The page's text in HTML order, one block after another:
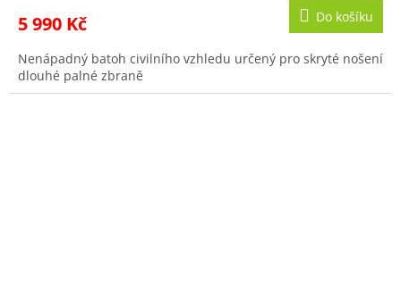
5 990 Kč Do košíku
Nenápadný batoh civilního vzhledu určený pro skryté nošení
dlouhé palné zbraně